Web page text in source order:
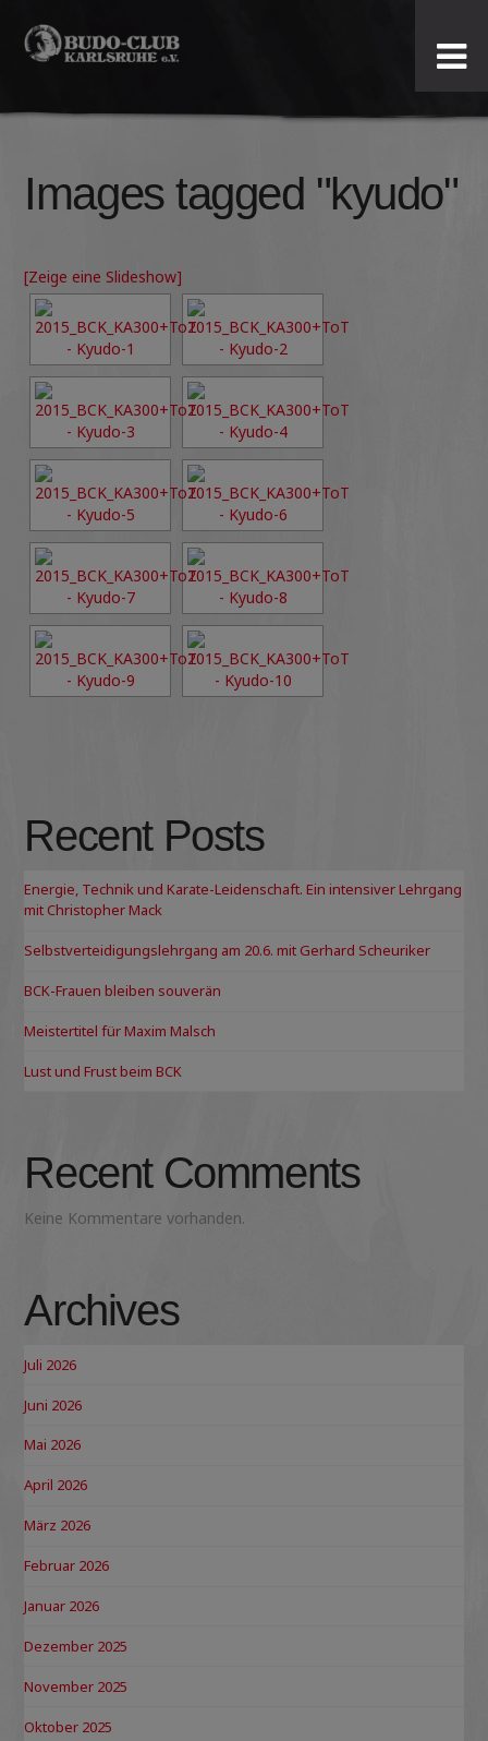
Budo-
Club
Karlsruhe
e.V.
Images tagged "kyudo"
[Zeige eine Slideshow]
Recent Posts
Energie, Technik und Karate-Leidenschaft. Ein intensiver Lehrgang
mit Christopher Mack
Selbstverteidigungslehrgang am 20.6. mit Gerhard Scheuriker
BCK-Frauen bleiben souverän
Meistertitel für Maxim Malsch
Lust und Frust beim BCK
Recent Comments
Keine Kommentare vorhanden.
Archives
Juli 2026
Juni 2026
Mai 2026
April 2026
März 2026
Februar 2026
Januar 2026
Dezember 2025
November 2025
Oktober 2025